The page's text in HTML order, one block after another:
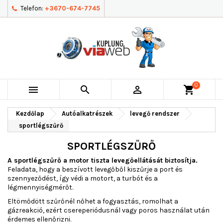
Telefon: +3670-674-7745
   shopping_cart0
Kezdőlap Autóalkatrészek
levegő rendszer
sportlégszűrő
SPORTLÉGSZŰRŐ
A sportlégszűrő a motor tiszta levegőellátását biztosítja.
Feladata, hogy a beszívott levegőből kiszűrje a port és
szennyeződést, így védi a motort, a turbót és a
légmennyiségmérőt.
Eltömődött szűrőnél nőhet a fogyasztás, romolhat a
gázreakció, ezért csereperiódusnál vagy poros használat után
érdemes ellenőrizni.